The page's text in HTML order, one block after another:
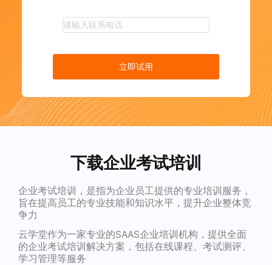
立即试用
下载企业考试培训
企业考试培训，是指为企业员工提供的专业培训服务，
旨在提高员工的专业技能和知识水平，提升企业整体竞
争力
云学堂作为一家专业的SAAS企业培训机构，提供全面
的企业考试培训解决方案，包括在线课程、考试测评、
学习管理等服务